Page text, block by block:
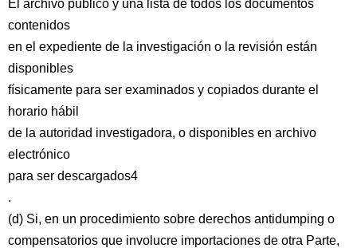
El archivo público y una lista de todos los documentos
contenidos
en el expediente de la investigación o la revisión están
disponibles
físicamente para ser examinados y copiados durante el
horario hábil
de la autoridad investigadora, o disponibles en archivo
electrónico
para ser descargados4
.
(d) Si, en un procedimiento sobre derechos antidumping o
compensatorios que involucre importaciones de otra Parte,